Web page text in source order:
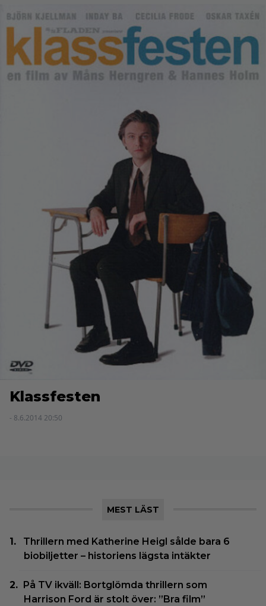
Klassfesten
- 8.6.2014 20:50
MEST LÄST
Thrillern med Katherine Heigl sålde bara 6
biobiljetter – historiens lägsta intäkter
På TV ikväll: Bortglömda thrillern som
Harrison Ford är stolt över: ”Bra film”